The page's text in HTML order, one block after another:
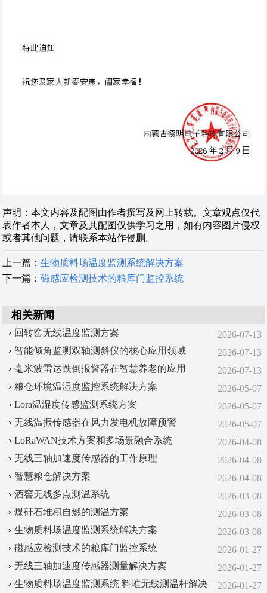
声明：本文内容及配图由作者撰写及网上转载。文章观点仅代
表作者本人，文章及其配图仅供学习之用，如有内容图片侵权
或者其他问题，请联系本站作侵删。
上一篇：生物质料场温度监测系统解决方案
下一篇：磁感应检测技术的粮库门监控系统
相关新闻
2026-07-13
回转窑无线温度监测方案
2026-07-13
智能倾角监测双轴测斜仪的核心应用领域
2026-07-13
毫米波雷达跌倒报警器在智慧养老的应用
2026-05-07
粮仓环境温湿度监控系统解决方案
2026-05-07
Lora温湿度传感监测系统方案
2026-05-07
无线温振传感器在风力发电机故障预警
2026-04-08
LoRaWAN技术方案‌和‌多场景融合系统‌
2026-04-08
无线三轴加速度传感器的工作原理
2026-04-08
智慧粮仓解决方案
2026-03-08
酒窖无线多点测温系统
2026-03-08
煤矸石堆积自燃的测温方案
2026-03-08
生物质料场温度监测系统解决方案
2026-01-27
磁感应检测技术的粮库门监控系统
2026-01-27
无线三轴加速度传感器测量解决方案
2026-01-27
生物质料场温度监测系统 料堆无线测温杆解决